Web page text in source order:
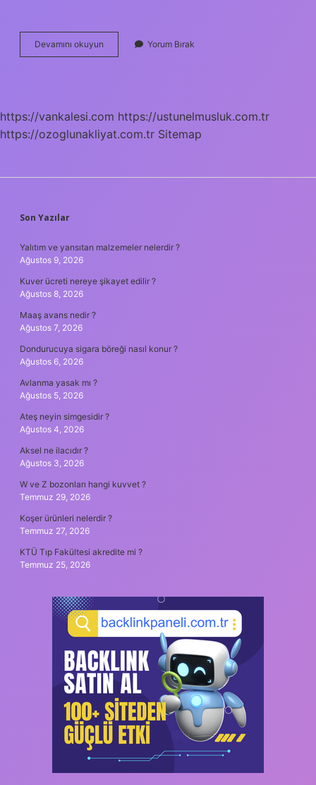
Devamını okuyun
Eğitim
Yorum Bırak
https://vankalesi.com https://ustunelmusluk.com.tr
https://ozoglunakliyat.com.tr Sitemap
SIDEBAR
Son Yazılar
Yalıtım ve yansıtan malzemeler nelerdir ?
Ağustos 9, 2026
Kuver ücreti nereye şikayet edilir ?
Ağustos 8, 2026
Maaş avans nedir ?
Ağustos 7, 2026
Dondurucuya sigara böreği nasıl konur ?
Ağustos 6, 2026
Avlanma yasak mı ?
Ağustos 5, 2026
Ateş neyin simgesidir ?
Ağustos 4, 2026
Aksel ne ilacıdır ?
Ağustos 3, 2026
W ve Z bozonları hangi kuvvet ?
Temmuz 29, 2026
Koşer ürünleri nelerdir ?
Temmuz 27, 2026
KTÜ Tıp Fakültesi akredite mi ?
Temmuz 25, 2026